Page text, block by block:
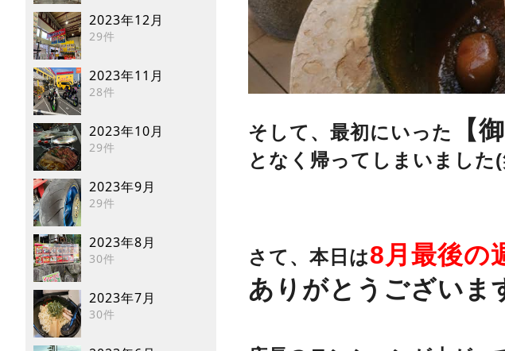
2023年12月
29件
2023年11月
28件
2023年10月
29件
2023年9月
29件
2023年8月
30件
2023年7月
30件
そして、最初にいった 【
となく 帰ってしまいました
さて、本日は8月最後の
ありがとうございま